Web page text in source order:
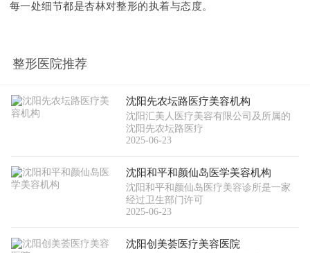
每一处细节都是杏林对整形的执着与态度。
整形医院推荐
沈阳先农坛路医疗美容机构
沈阳汇美人医疗美容有限公司及所属的
沈阳先农坛路医疗
2025-06-23
沈阳和平和颜仙岛医学美容机构
沈阳和平和颜仙岛医疗美容诊所是一家
经过卫生部门许可
2025-06-23
沈阳创美荟医疗美容医院